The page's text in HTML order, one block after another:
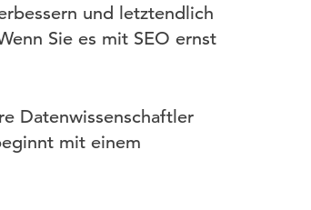
und letztendlich
Sie es mit SEO ernst
Datenwissenschaftler
mit einem